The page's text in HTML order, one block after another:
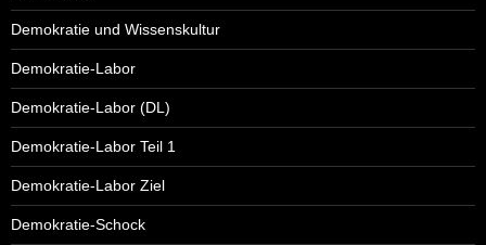
Demokratie und Wissenskultur
Demokratie-Labor
Demokratie-Labor (DL)
Demokratie-Labor Teil 1
Demokratie-Labor Ziel
Demokratie-Schock